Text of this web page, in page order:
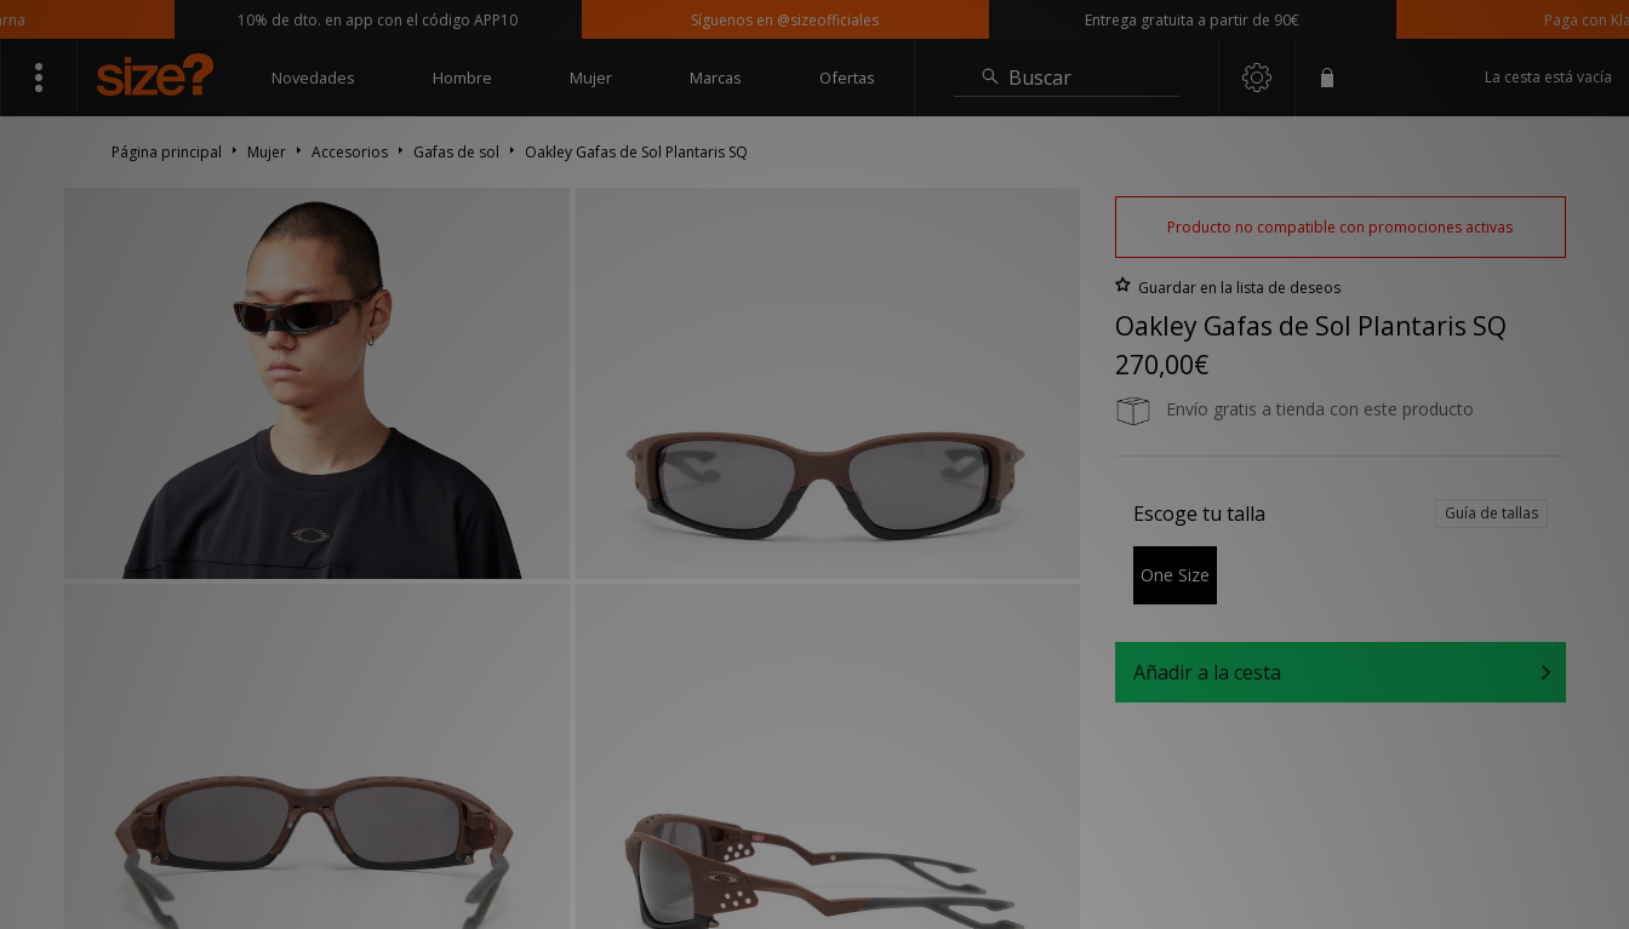
10% de dto. en app con el código APP10 Síguenos en @sizeofficiales Entrega gratuita a partir de 90€ Paga con Klarna
Novedades Hombre Mujer Marcas Ofertas Buscar La cesta está vacía
Página principal Mujer Accesorios Gafas de sol Oakley Gafas de Sol Plantaris SQ
Producto no compatible con promociones activas
Guardar en la lista de deseos
Oakley Gafas de Sol Plantaris SQ
270,00€
Envío gratis a tienda con este producto
Escoge tu talla Guía de tallas
One Size
Añadir a la cesta